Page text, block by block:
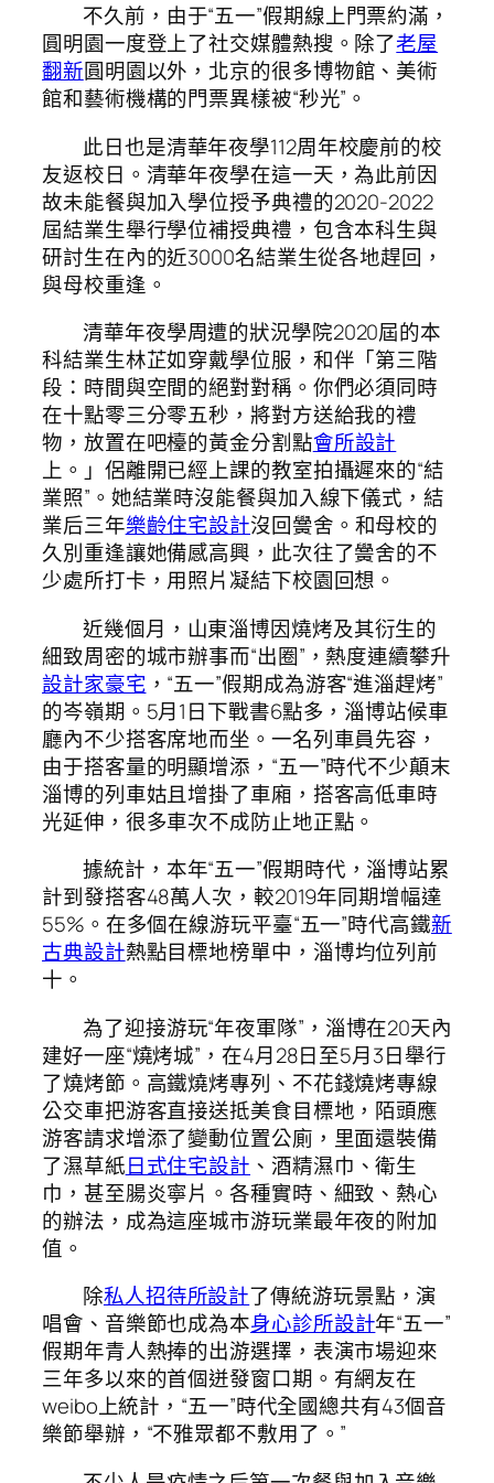
不久前，由于“五一”假期線上門票約滿，
圓明園一度登上了社交媒體熱搜。除了老屋
翻新圓明園以外，北京的很多博物館、美術
館和藝術機構的門票異樣被“秒光”。
此日也是清華年夜學112周年校慶前的校
友返校日。清華年夜學在這一天，為此前因
故未能餐與加入學位授予典禮的2020-2022
屆結業生舉行學位補授典禮，包含本科生與
研討生在內的近3000名結業生從各地趕回，
與母校重逢。
清華年夜學周遭的狀況學院2020屆的本
科結業生林芷如穿戴學位服，和伴「第三階
段：時間與空間的絕對對稱。你們必須同時
在十點零三分零五秒，將對方送給我的禮
物，放置在吧檯的黃金分割點會所設計
上。」侶離開已經上課的教室拍攝遲來的“結
業照”。她結業時沒能餐與加入線下儀式，結
業后三年樂齡住宅設計沒回黌舍。和母校的
久別重逢讓她備感高興，此次往了黌舍的不
少處所打卡，用照片凝結下校園回想。
近幾個月，山東淄博因燒烤及其衍生的
細致周密的城市辦事而“出圈”，熱度連續攀升
設計家豪宅 ，“五一”假期成為游客“進淄趕烤”
的岑嶺期。5月1日下戰書6點多，淄博站候車
廳內不少搭客席地而坐。一名列車員先容，
由于搭客量的明顯增添，“五一”時代不少顛末
淄博的列車姑且增掛了車廂，搭客高低車時
光延伸，很多車次不成防止地正點。
據統計，本年“五一”假期時代，淄博站累
計到發搭客48萬人次，較2019年同期增幅達
55%。在多個在線游玩平臺“五一”時代高鐵新
古典設計熱點目標地榜單中，淄博均位列前
十。
為了迎接游玩“年夜軍隊”，淄博在20天內
建好一座“燒烤城”，在4月28日至5月3日舉行
了燒烤節。高鐵燒烤專列、不花錢燒烤專線
公交車把游客直接送抵美食目標地，陌頭應
游客請求增添了變動位置公廁，里面還裝備
了濕草紙日式住宅設計 、酒精濕巾、衛生
巾，甚至腸炎寧片。各種實時、細致、熱心
的辦法，成為這座城市游玩業最年夜的附加
值。
除私人招待所設計了傳統游玩景點，演
唱會、音樂節也成為本身心診所設計年“五一”
假期年青人熱捧的出游選擇，表演市場迎來
三年多以來的首個迸發窗口期。有網友在
weibo上統計，“五一”時代全國總共有43個音
樂節舉辦，“不雅眾都不敷用了。”